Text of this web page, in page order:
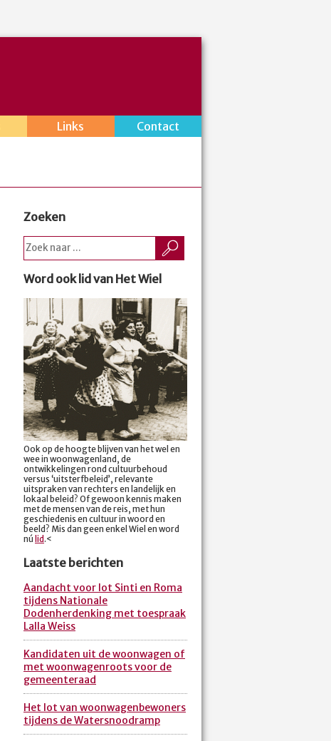
Links Contact
Zoeken
Word ook lid van Het Wiel
Ook op de hoogte blijven van het wel en
wee in woonwagenland, de
ontwikkelingen rond cultuurbehoud
versus ‘uitsterfbeleid’, relevante
uitspraken van rechters en landelijk en
lokaal beleid? Of gewoon kennis maken
met de mensen van de reis, met hun
geschiedenis en cultuur in woord en
beeld? Mis dan geen enkel Wiel en word
nú lid.<
Laatste berichten
Aandacht voor lot Sinti en Roma
tijdens Nationale
Dodenherdenking met toespraak
Lalla Weiss
Kandidaten uit de woonwagen of
met woonwagenroots voor de
gemeenteraad
Het lot van woonwagenbewoners
tijdens de Watersnoodramp